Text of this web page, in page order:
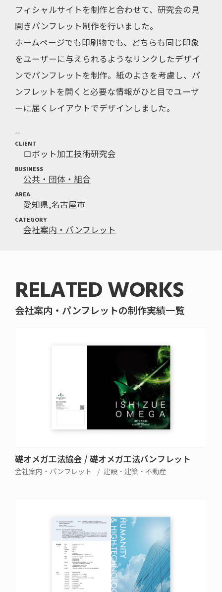
フィシャルサイトを制作と合わせて、研究会の見
開きパンフレット制作を行いました。
ホームページでも印刷物でも、どちらも同じ印象
をユーザーに与えられるようなリンクしたデザイ
ンでパンフレットを制作。紙のよさを考慮し、パ
ンフレットを開くと必要な情報がひと目でユーザ
ーに届くレイアウトでデザインしました。
CLIENT
ロボット加工技術研究会
BUSINESS
公共・団体・組合
AREA
愛知県 名古屋市
CATEGORY
会社案内・パンフレット
RELATED WORKS
会社案内・パンフレットの制作実績一覧
礎オメガ工法協会 / 礎オメガ工法パンフレット
会社案内・パンフレット 建設・建築・不動産